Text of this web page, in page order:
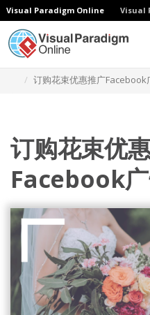
Visual Paradigm Online Visual
订购花束优惠推广Facebook
订购花束优
Facebook